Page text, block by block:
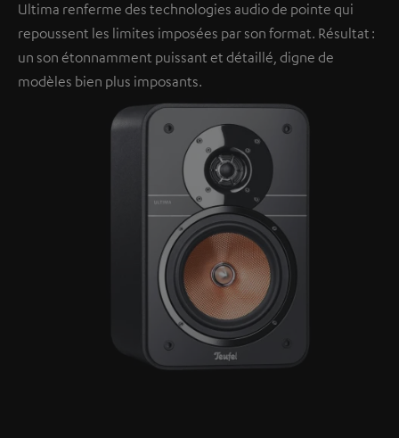
Ultima renferme des technologies audio de pointe qui
repoussent les limites imposées par son format. Résultat :
un son étonnamment puissant et détaillé, digne de
modèles bien plus imposants.